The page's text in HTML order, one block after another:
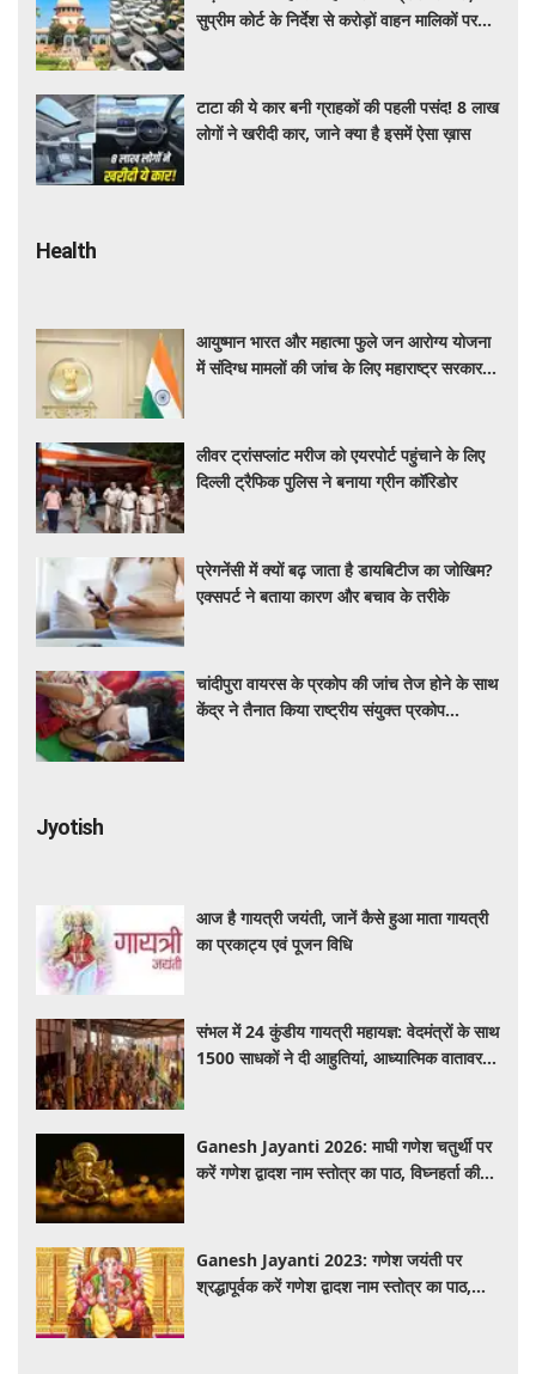
सुप्रीम कोर्ट के निर्देश से करोड़ों वाहन मालिकों पर
टाटा की ये कार बनी ग्राहकों की पहली पसंद! 8 लाख
लोगों ने खरीदी कार, जाने क्या है इसमें ऐसा ख़ास
Health
आयुष्मान भारत और महात्मा फुले जन आरोग्य योजना
में संदिग्ध मामलों की जांच के लिए महाराष्ट्र सरकार ने
लीवर ट्रांसप्लांट मरीज को एयरपोर्ट पहुंचाने के लिए
दिल्ली ट्रैफिक पुलिस ने बनाया ग्रीन कॉरिडोर
प्रेगनेंसी में क्यों बढ़ जाता है डायबिटीज का जोखिम?
एक्सपर्ट ने बताया कारण और बचाव के तरीके
चांदीपुरा वायरस के प्रकोप की जांच तेज होने के साथ
केंद्र ने तैनात किया राष्ट्रीय संयुक्त प्रकोप
Jyotish
आज है गायत्री जयंती, जानें कैसे हुआ माता गायत्री
का प्रकाट्य एवं पूजन विधि
संभल में 24 कुंडीय गायत्री महायज्ञ: वेदमंत्रों के साथ
1500 साधकों ने दी आहुतियां, आध्यात्मिक वातावरण
Ganesh Jayanti 2026: माघी गणेश चतुर्थी पर
करें गणेश द्वादश नाम स्तोत्र का पाठ, विघ्नहर्ता की
Ganesh Jayanti 2023: गणेश जयंती पर
श्रद्धापूर्वक करें गणेश द्वादश नाम स्तोत्र का पाठ,